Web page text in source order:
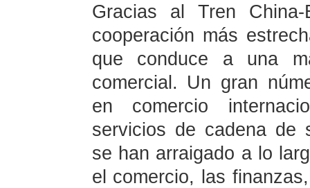
Gracias al Tren
cooperación más
que conduce a una
comercial. Un gran
en comercio
servicios de cadena de
se han arraigado a lo
el comercio, las